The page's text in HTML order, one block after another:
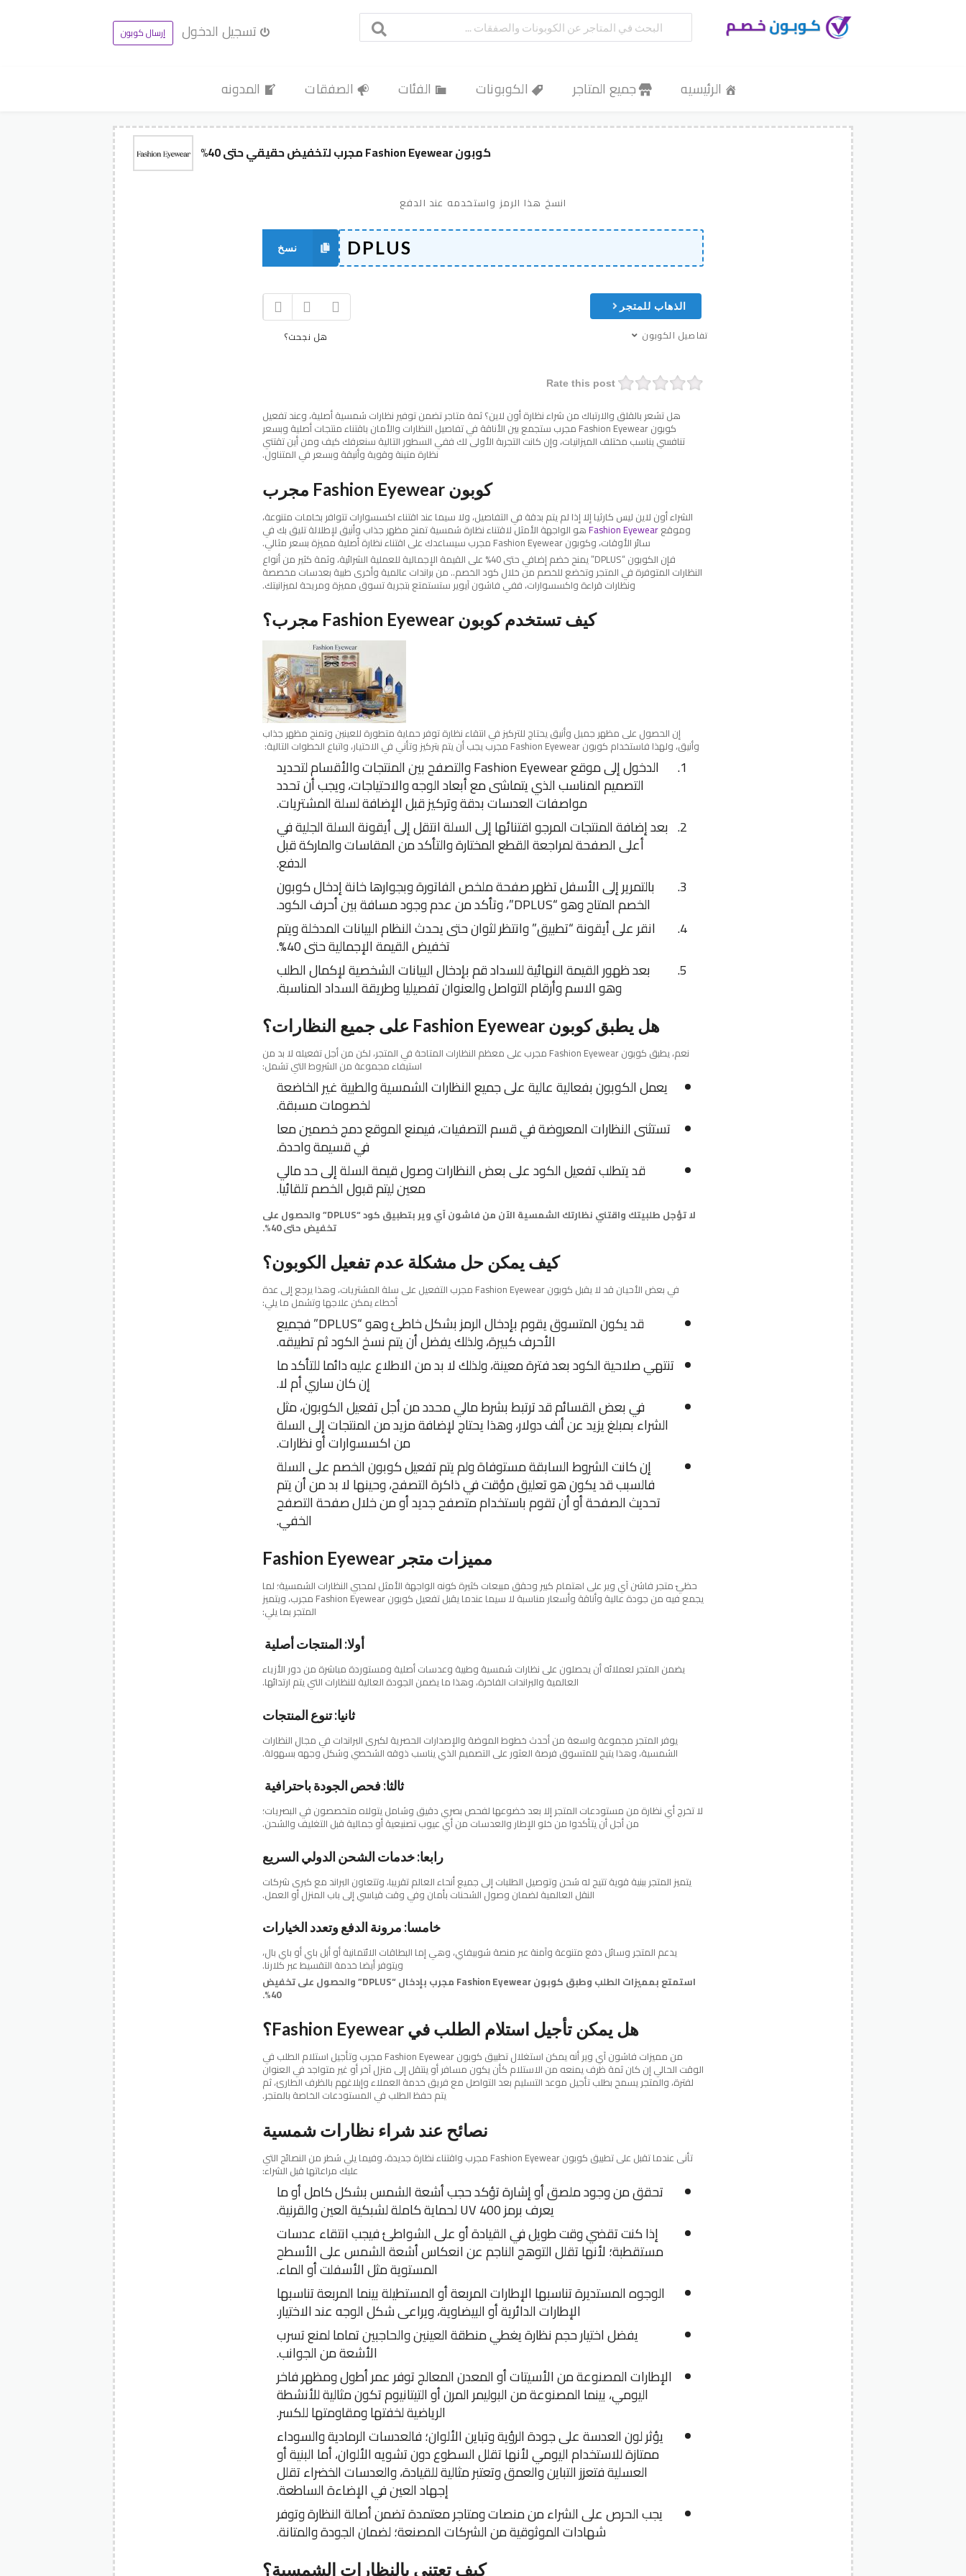
تسجيل الدخول إرسال كوبون
الرئيسيه جميع المتاجر الكوبونات الفئات الصفقات المدونه
كوبون Fashion Eyewear مجرب لتخفيض حقيقي حتى 40%
انسخ هذا الرمز واستخدمه عند الدفع
نسخ
هل نجحت؟
الذهاب للمتجر
تفاصيل الكوبون
Rate this post
هل تشعر بالقلق والارتباك من شراء نظارة أون لاين؟ ثمة متاجر تضمن توفير نظارات شمسية أصلية، وعند تفعيل
كوبون Fashion Eyewear مجرب ستجمع بين الأناقة في تفاصيل النظارات والأمان باقتناء منتجات أصلية وبسعر
تنافسي يناسب مختلف الميزانيات، وإن كانت التجربة الأولى لك ففي السطور التالية سنعرفك كيف ومن أين تقتني
نظارة متينة وقوية وأنيقة وبسعر في المتناول.
كوبون Fashion Eyewear مجرب
الشراء أون لاين ليس كارثيا إلا إذا لم يتم بدقة في التفاصيل، ولا سيما عند اقتناء اكسسوارات تتوافر بخامات متنوعة،
وموقعFashion Eyewearهو الواجهة الأمثل لاقتناء نظارة شمسية تمنح مظهر جذاب وأنيق لإطلالة تليق بك في
سائر الأوقات، وكوبون Fashion Eyewear مجرب سيساعدك على اقتناء نظارة أصلية مميزة بسعر مثالي.
فإن الكوبون “DPLUS” يمنح خضم إضافي حتى 40% على القيمة الإجمالية للعملية الشرائية، وثمة كثير من أنواع
النظارات المتوفرة في المتجر وتخضع للخصم من خلال كود الخصم.. من براندات عالمية وأخرى طبية بعدسات مخصصة
ونظارات قراءة واكسسوارات، ففي فاشون آيوير ستستمتع بتجرية تسوق مميزة ومريحة لميزانيتك.
كيف تستخدم كوبون Fashion Eyewear مجرب؟
إن الحصول على مظهر جميل وأنيق يحتاج للتركيز في انتقاء نظارة توفر حماية متطورة للعينين وتمنح مظهر جذاب
وأنيق، ولهذا فاستخدام كوبون Fashion Eyewear مجرب يجب أن يتم بتركيز وتأني في الاختيار، واتباع الخطوات التالية:
الدخول إلى موقع Fashion Eyewear والتصفح بين المنتجات والأقسام لتحديد
التصميم المناسب الذي يتماشى مع أبعاد الوجه والاحتياجات، ويجب أن تحدد
مواصفات العدسات بدقة وتركيز قبل الإضافة لسلة المشتريات.
بعد إضافة المنتجات المرجو اقتنائها إلى السلة انتقل إلى أيقونة السلة الجلية في
أعلى الصفحة لمراجعة القطع المختارة والتأكد من المقاسات والماركة قبل
الدفع.
بالتمرير إلى الأسفل تظهر صفحة ملخص الفاتورة وبجوارها خانة إدخال كوبون
الخصم المتاح وهو “DPLUS”، وتأكد من عدم وجود مسافة بين أحرف الكود.
انقر على أيقونة “تطبيق” وانتظر لثوان حتى يحدث النظام البيانات المدخلة ويتم
تخفيض القيمة الإجمالية حتى 40%.
بعد ظهور القيمة النهائية للسداد قم بإدخال البيانات الشخصية لإكمال الطلب
وهو الاسم وأرقام التواصل والعنوان تفصيليا وطريقة السداد المناسبة.
هل يطبق كوبون Fashion Eyewear على جميع النظارات؟
نعم، يطبق كوبون Fashion Eyewear مجرب على معظم النظارات المتاحة في المتجر، لكن من أجل تفعيله لا بد من
استيفاء مجموعة من الشروط التي تشمل:
يعمل الكوبون بفعالية عالية على جميع النظارات الشمسية والطبية غير الخاضعة
لخصومات مسبقة.
تستثنى النظارات المعروضة في قسم التصفيات، فيمنع الموقع دمج خصمين معا
في قسيمة واحدة.
قد يتطلب تفعيل الكود على بعض النظارات وصول قيمة السلة إلى حد مالي
معين ليتم قبول الخصم تلقائيا.
لا تؤجل طلبيتك واقتني نظارتك الشمسية الآن من فاشون آي وير بتطبيق كود “DPLUS” والحصول على
تخفيض حتى 40%.
كيف يمكن حل مشكلة عدم تفعيل الكوبون؟
في بعض الأحيان قد لا يقبل كوبون Fashion Eyewear مجرب التفعيل على سلة المشتريات، وهذا يرجع إلى عدة
أخطاء يمكن علاجها وتشمل ما يلي:
قد يكون المتسوق يقوم بإدخال الرمز بشكل خاطئ وهو “DPLUS” فجميع
الأحرف كبيرة، ولذلك يفضل أن يتم نسخ الكود ثم تطبيقه.
تنتهي صلاحية الكود بعد فترة معينة، ولذلك لا بد من الاطلاع عليه دائما للتأكد ما
إن كان ساري أم لا.
في بعض القسائم قد ترتبط بشرط مالي محدد من أجل تفعيل الكوبون، مثل
الشراء بمبلغ يزيد عن ألف دولار، وهذا يحتاج لإضافة مزيد من المنتجات إلى السلة
من اكسسوارات أو نظارات.
إن كانت الشروط السابقة مستوفاة ولم يتم تفعيل كوبون الخصم على السلة
فالسبب قد يكون هو تعليق مؤقت في ذاكرة التصفح، وحينها لا بد من أن يتم
تحديث الصفحة أو أن تقوم باستخدام متصفح جديد أو من خلال صفحة التصفح
الخفي.
مميزات متجر Fashion Eyewear
حظيّ متجر فاشن آي وير على اهتمام كبير وحقق مبيعات كثيرة كونه الواجهة الأمثل لمحبي النظارات الشمسية؛ لما
يجمع فيه من جودة عالية وأناقة وأسعار مناسبة لا سيما عندما يقبل تفعيل كوبون Fashion Eyewear مجرب، ويتميز
المتجر بما يلي:
أولا: المنتجات أصلية
يضمن المتجر لعملائه أن يحصلون على نظارات شمسية وطبية وعدسات أصلية ومستوردة مباشرة من دور الأزياء
العالمية والبراندات الفاخرة، وهذا ما يضمن الجودة العالية للنظارات التي يتم ارتدائها.
ثانيا: تنوع المنتجات
يوفر المتجر مجموعة واسعة من أحدث خطوط الموضة والإصدارات الحصرية لكبرى البراندات في مجال النظارات
الشمسية، وهذا يتيح للمتسوق فرصة العثور على التصميم الذي يناسب ذوقه الشخصي وشكل وجهه بسهولة.
ثالثا: فحص الجودة باحترافية
لا تخرج أي نظارة من مستودعات المتجر إلا بعد خضوعها لفحص بصري دقيق وشامل يتولاه متخصصون في البصريات؛
من أجل أن يتأكدوا من خلو الإطار والعدسات من أي عيوب تصنيعية أو جمالية قبل التغليف والشحن.
رابعا: خدمات الشحن الدولي السريع
يتميز المتجر ببنية قوية تتيح له شحن وتوصيل الطلبات إلى جميع أنحاء العالم تقريبا، وتتعاون البراند مع كبرى شركات
النقل العالمية لضمان وصول الشحنات بأمان وفي وقت قياسي إلى باب المنزل أو العمل.
خامسا: مرونة الدفع وتعدد الخيارات
يدعم المتجر وسائل دفع متنوعة وآمنة عبر منصة شوبيفاي، وهي إما البطاقات الائتمانية أو أبل باي أو باي بال،
ويتوفر أيضا خدمة التقسيط عبر كلارنا.
استمتع بمميزات الطلب وطبق كوبون Fashion Eyewear مجرب بإدخال “DPLUS” والحصول على تخفيض
40%.
هل يمكن تأجيل استلام الطلب في Fashion Eyewear؟
من مميزات فاشون آي وير أنه يمكن استغلال تطبيق كوبون Fashion Eyewear مجرب وتأجيل استلام الطلب في
الوقت الحالي إن كان ثمة ظرف يمنعه من الاستلام كأن يكون مسافر أو ينتقل إلى منزل آخر أو غير متواجد في العنوان
لفترة، والمتجر يسمح بطلب تأجيل موعد التسليم بعد التواصل مع فريق خدمة العملاء وإبلاغهم بالظرف الطارئ، ثم
يتم حفظ الطلب في المستودعات الخاصة بالمتجر.
نصائح عند شراء نظارات شمسية
تأنى عندما تقبل على تطبيق كوبون Fashion Eyewear مجرب واقتناء نظارة جديدة، وفيما يلي شطر من النصائح التي
عليك مراعاتها قبل الشراء:
تحقق من وجود ملصق أو إشارة تؤكد حجب أشعة الشمس بشكل كامل أو ما
يعرف برمز UV 400 لحماية كاملة لشبكية العين والقرنية.
إذا كنت تقضي وقت طويل في القيادة أو على الشواطئ فيجب انتقاء عدسات
مستقطبة؛ لأنها تقلل التوهج الناجم عن انعكاس أشعة الشمس على الأسطح
المستوية مثل الأسفلت أو الماء.
الوجوه المستديرة تناسبها الإطارات المربعة أو المستطيلة بينما المربعة تناسبها
الإطارات الدائرية أو البيضاوية، ويراعى شكل الوجه عند الاختيار.
يفضل اختيار حجم نظارة يغطي منطقة العينين والحاجبين تماما لمنع تسرب
الأشعة من الجوانب.
الإطارات المصنوعة من الأسيتات أو المعدن المعالج توفر عمر أطول ومظهر فاخر
اليومي، بينما المصنوعة من البوليمر المرن أو التيتانيوم تكون مثالية للأنشطة
الرياضية لخفتها ومقاومتها للكسر.
يؤثر لون العدسة على جودة الرؤية وتباين الألوان؛ فالعدسات الرمادية والسوداء
ممتازة للاستخدام اليومي لأنها تقلل السطوع دون تشويه الألوان، أما البنية أو
العسلية فتعزز التباين والعمق وتعتبر مثالية للقيادة، والعدسات الخضراء تقلل
إجهاد العين في الإضاءة الساطعة.
يجب الحرص على الشراء من منصات ومتاجر معتمدة تضمن أصالة النظارة وتوفر
شهادات الموثوقية من الشركات المصنعة؛ لضمان الجودة والمتانة.
كيف تعتني بالنظارات الشمسية؟